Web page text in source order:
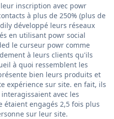
inscription avec powr
à plus de 250% (plus de
développé leurs réseaux
en utilisant powr social
le curseur powr comme
à leurs clients qu'ils
à quoi ressemblent les
bien leurs produits et
expérience sur site. en fait, ils
avec les
engagés 2,5 fois plus
sur leur site.